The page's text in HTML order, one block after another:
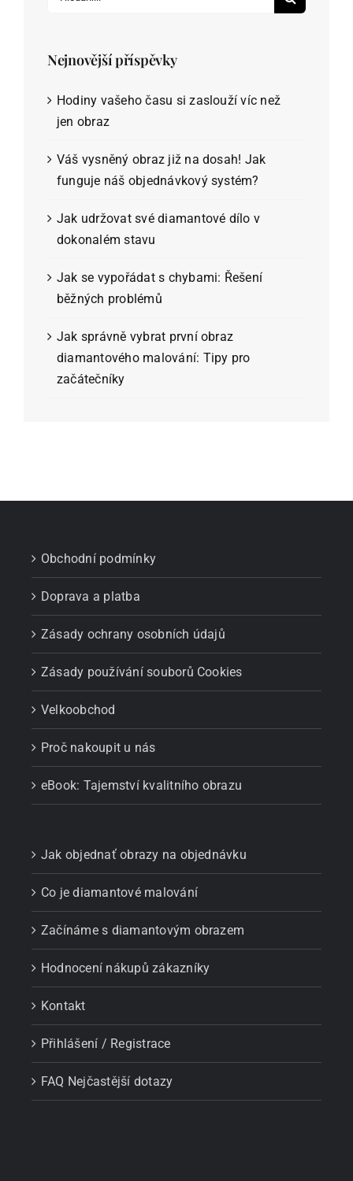
Nejnovější příspěvky
Hodiny vašeho času si zaslouží víc než
jen obraz
Váš vysněný obraz již na dosah! Jak
funguje náš objednávkový systém?
Jak udržovat své diamantové dílo v
dokonalém stavu
Jak se vypořádat s chybami: Řešení
běžných problémů
Jak správně vybrat první obraz
diamantového malování: Tipy pro
začátečníky
Obchodní podmínky
Doprava a platba
Zásady ochrany osobních údajů
Zásady používání souborů Cookies
Velkoobchod
Proč nakoupit u nás
eBook: Tajemství kvalitního obrazu
Jak objednať obrazy na objednávku
Co je diamantové malování
Začínáme s diamantovým obrazem
Hodnocení nákupů zákazníky
Kontakt
Přihlášení / Registrace
FAQ Nejčastější dotazy